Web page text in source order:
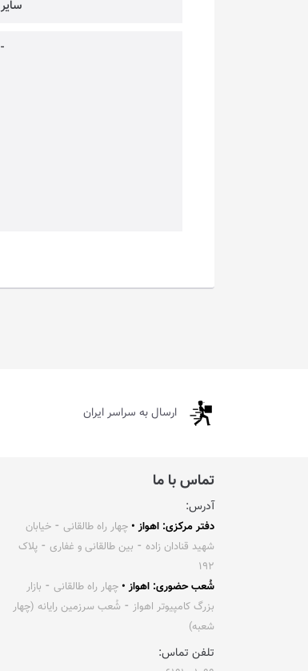
سایر
-
ارسال به سراسر ایران
تماس با ما
آدرس:
دفتر مرکزی: اهواز • چهار راه طالقانی ⁃ خیابان
شهید قنادان زاده ⁃ بین طالقانی و غفاری ⁃ پلاک
۱۹۲
شُعب حضوری: اهواز • چهار راه طالقانی ⁃ بازار
بزرگ کامپیوتر اهواز ⁃ شُعب سرزمین رایانه (چهار
شعبه)
تلفن تماس: